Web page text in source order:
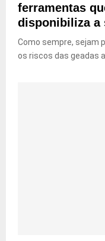
ferramentas
disponibiliza a
Como sempre, sejam
os riscos das geadas